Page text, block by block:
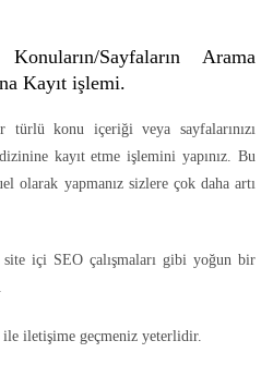
Sayfaların Arama
Kayıt işlemi.
türlü konu içeriği veya sayfalarınızı
kayıt etme işlemini yapınız. Bu
olarak yapmanız sizlere çok daha artı
site içi SEO çalışmaları gibi yoğun bir
iletişime geçmeniz yeterlidir.